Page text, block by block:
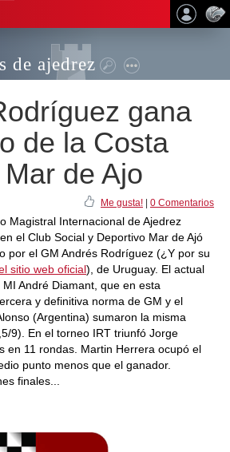
de ajedrez
gana
de la Costa
de Ajo
Me gusta! 0 Comentarios
Magistral Internacional de Ajedrez
el Club Social y Deportivo Mar de Ajó
por el GM Andrés Rodríguez (¿Y por su
sitio web oficial), de Uruguay. El actual
André Diamant, que en esta
y definitiva norma de GM y el
(Argentina) sumaron la misma
9). En el torneo IRT triunfó Jorge
en 11 rondas. Martin Herrera ocupó el
punto menos que el ganador.
finales...